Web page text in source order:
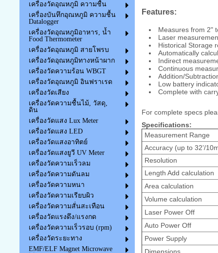
เครื่องวัดอุณหภูมิ ความชื้น
เครื่องบันทึกอุณหภูมิ ความชื้น
Datalogger
เครื่องวัดอุณหภูมิอาหาร, น้ำ
Food Thermometer
เครื่องวัดอุณหภูมิ สายโพรบ
เครื่องวัดอุณหภูมิทางหน้าผาก
เครื่องวัดความร้อน WBGT
เครื่องวัดอุณหภูมิ อินฟราเรด
เครื่องวัดเสียง
เครื่องวัดความชื้นไม้, วัสดุ,
ดิน
เครื่องวัดแสง Lux Meter
เครื่องวัดแสง LED
เครื่องวัดแสงอาทิตย์
เครื่องวัดแสงยูวี UV Meter
เครื่องวัดความเร็วลม
เครื่องวัดความดันลม
เครื่องวัดความหนา
เครื่องวัดความเรียบผิว
เครื่องวัดความสั่นสะเทือน
เครื่องวัดแรงดึง/แรงกด
เครื่องวัดความเร็วรอบ (rpm)
เครื่องวัดระยะทาง
EMF/ELF Magnet Microwave
Features:
Measures from 2"
Laser
Historical Storage
Automatically
Indirect
Continuous
Addition/
Low battery
Complete with
For complete specs
Specifications:
Measurement Range
Accuracy (up to 32’/
Resolution
Length Add calculation
Area calculation
Volume calculation
Laser Power Off
Auto Power Off
Power Supply